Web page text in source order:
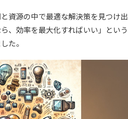
資源の中で最適な解決策を見つけ出
、効率を最大化すればいい」という
た。